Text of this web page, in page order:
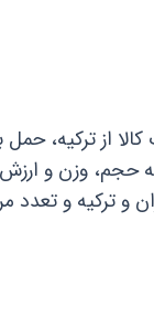
از ترکیه، حمل
وزن و ارزش
و تعدد